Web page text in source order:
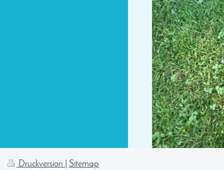
Druckversion
Sitemap